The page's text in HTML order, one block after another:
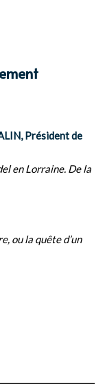
Président de
en Lorraine. De la
ou la quête d’un